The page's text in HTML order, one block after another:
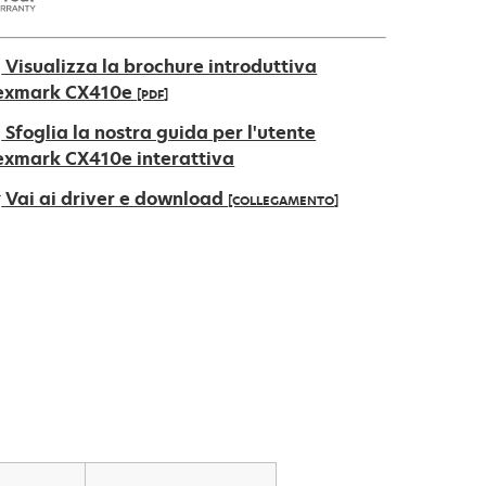
Visualizza la brochure introduttiva
CX410e [PDF]
Sfoglia la nostra guida per l'utente
CX410e interattiva
Vai ai driver e download [COLLEGAMENTO]